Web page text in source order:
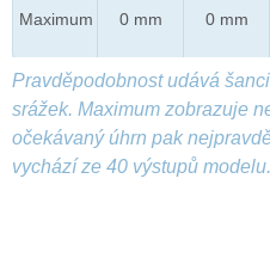
Maximum 0 mm 0 mm
Pravděpodobnost udává
srážek. Maximum zobrazuje
očekávaný úhrn pak
vychází ze 40 výstupů modelu.